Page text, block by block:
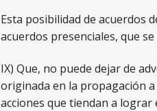
Esta posibilidad de acuerdos
acuerdos presenciales, que
IX) Que, no puede dejar de
originada en la propagación
acciones que tiendan a lograr